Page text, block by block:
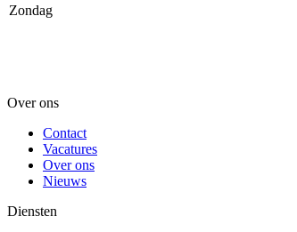
Zondag
Over ons
Contact
Vacatures
Over ons
Nieuws
Diensten